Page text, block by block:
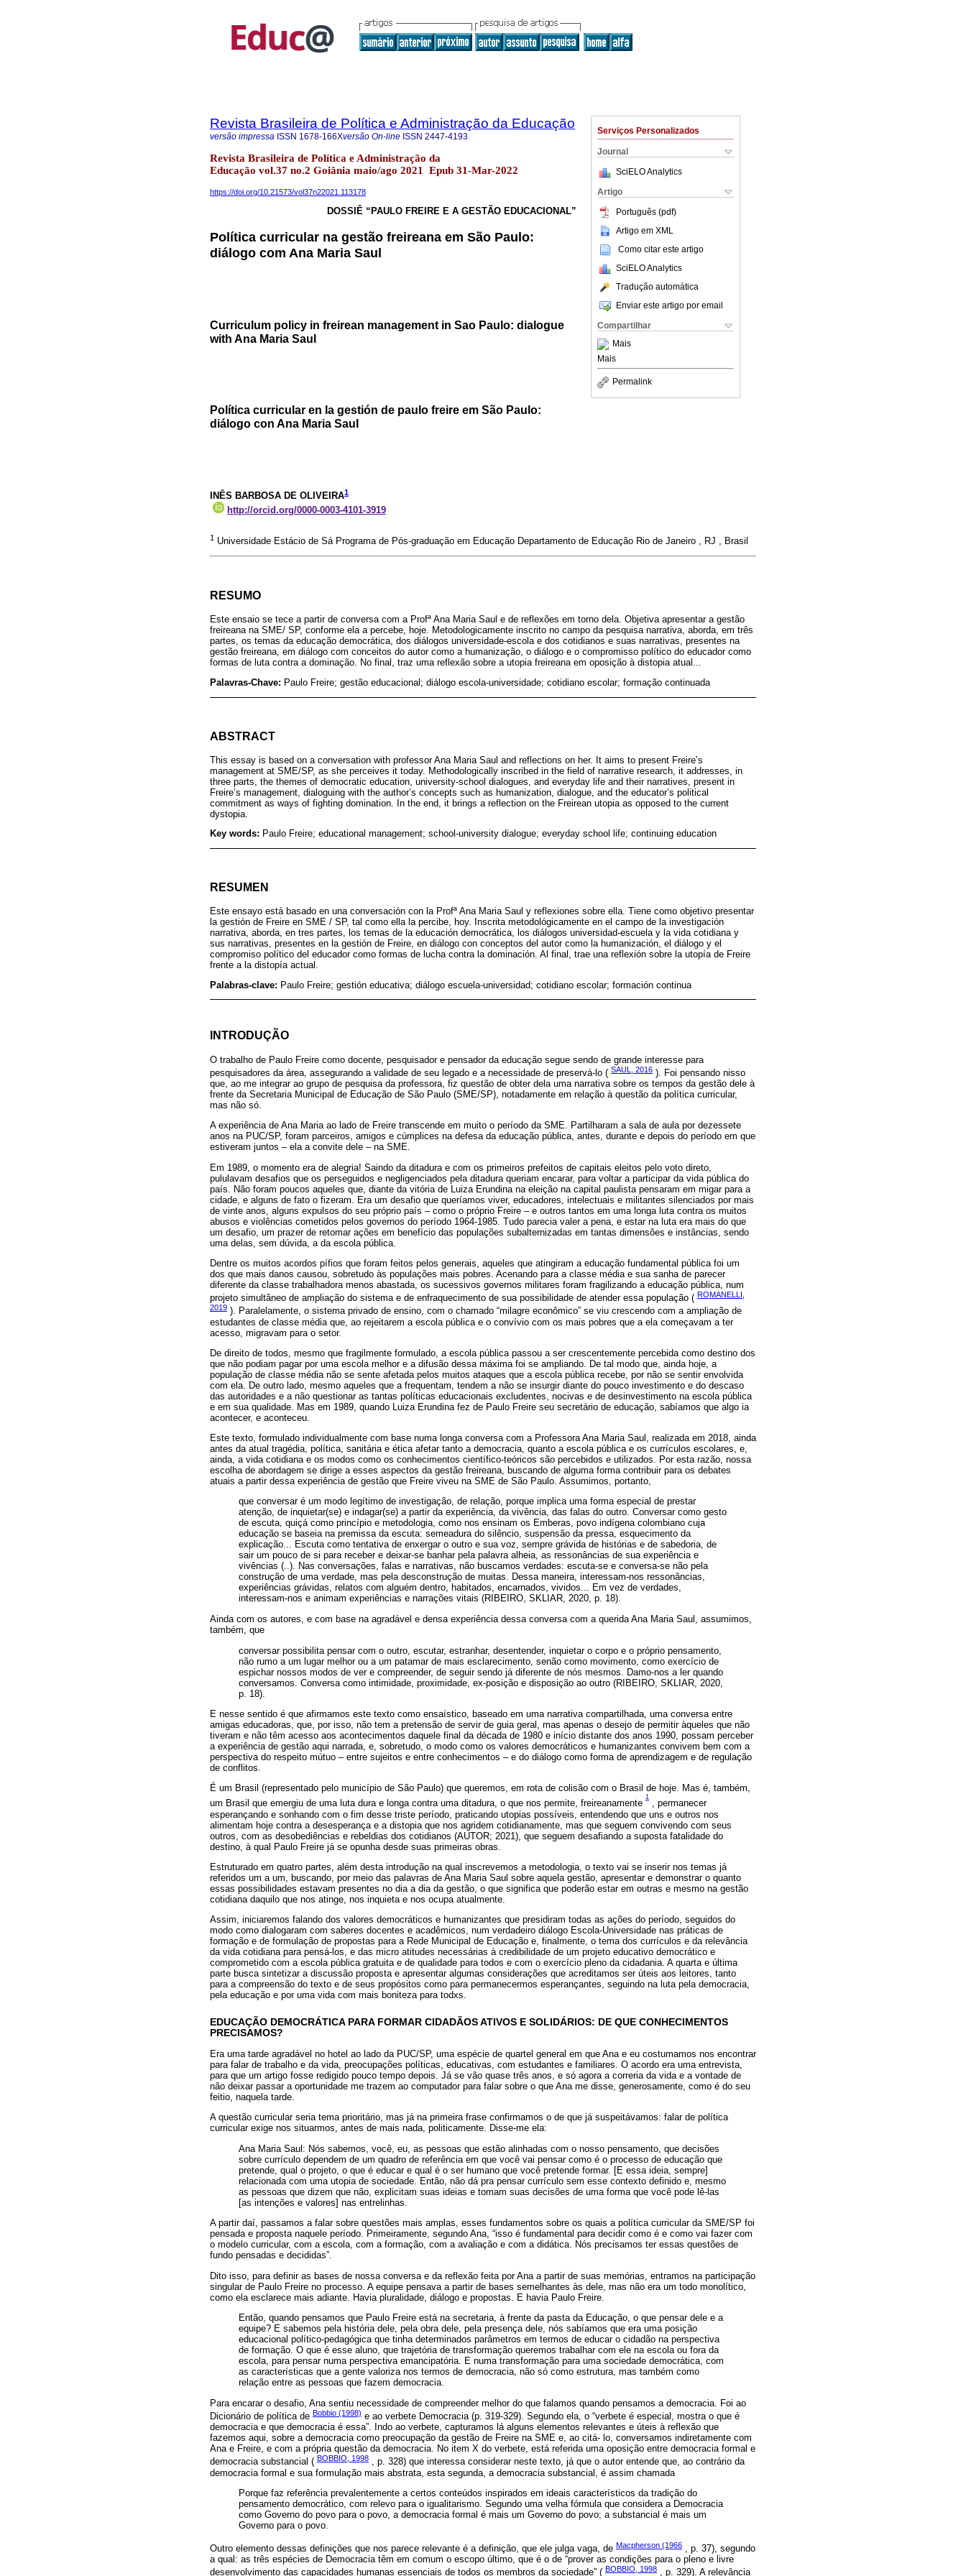
Serviços Personalizados
Journal
SciELO Analytics
Artigo
Português (pdf)
Artigo em XML
Como citar este artigo
SciELO Analytics
Tradução automática
Enviar este artigo por email
Compartilhar
Mais
Mais
Permalink
Revista Brasileira de Política e Administração da Educação
versão impressa ISSN 1678-166Xversão On-line ISSN 2447-4193
Revista Brasileira de Política e Administração da
Educação vol.37 no.2 Goiânia maio/ago 2021 Epub 31-Mar-2022
https://doi.org/10.21573/vol37n22021.113178
DOSSIÊ “PAULO FREIRE E A GESTÃO EDUCACIONAL”
Política curricular na gestão freireana em São Paulo:
diálogo com Ana Maria Saul
Curriculum policy in freirean management in Sao Paulo: dialogue
with Ana Maria Saul
Política curricular en la gestión de paulo freire em São Paulo:
diálogo con Ana Maria Saul
INÊS BARBOSA DE OLIVEIRA1
http://orcid.org/0000-0003-4101-3919
1 Universidade Estácio de Sá Programa de Pós-graduação em Educação Departamento de Educação Rio de Janeiro , RJ , Brasil
RESUMO
Este ensaio se tece a partir de conversa com a Profª Ana Maria Saul e de reflexões em torno dela. Objetiva apresentar a gestão
freireana na SME/ SP, conforme ela a percebe, hoje. Metodologicamente inscrito no campo da pesquisa narrativa, aborda, em três
partes, os temas da educação democrática, dos diálogos universidade-escola e dos cotidianos e suas narrativas, presentes na
gestão freireana, em diálogo com conceitos do autor como a humanização, o diálogo e o compromisso político do educador como
formas de luta contra a dominação. No final, traz uma reflexão sobre a utopia freireana em oposição à distopia atual...
Palavras-Chave: Paulo Freire; gestão educacional; diálogo escola-universidade; cotidiano escolar; formação continuada
ABSTRACT
This essay is based on a conversation with professor Ana Maria Saul and reflections on her. It aims to present Freire’s
management at SME/SP, as she perceives it today. Methodologically inscribed in the field of narrative research, it addresses, in
three parts, the themes of democratic education, university-school dialogues, and everyday life and their narratives, present in
Freire’s management, dialoguing with the author’s concepts such as humanization, dialogue, and the educator’s political
commitment as ways of fighting domination. In the end, it brings a reflection on the Freirean utopia as opposed to the current
dystopia.
Key words: Paulo Freire; educational management; school-university dialogue; everyday school life; continuing education
RESUMEN
Este ensayo está basado en una conversación con la Profª Ana Maria Saul y reflexiones sobre ella. Tiene como objetivo presentar
la gestión de Freire en SME / SP, tal como ella la percibe, hoy. Inscrita metodológicamente en el campo de la investigación
narrativa, aborda, en tres partes, los temas de la educación democrática, los diálogos universidad-escuela y la vida cotidiana y
sus narrativas, presentes en la gestión de Freire, en diálogo con conceptos del autor como la humanización, el diálogo y el
compromiso político del educador como formas de lucha contra la dominación. Al final, trae una reflexión sobre la utopía de Freire
frente a la distopía actual.
Palabras-clave: Paulo Freire; gestión educativa; diálogo escuela-universidad; cotidiano escolar; formación continua
INTRODUÇÃO
O trabalho de Paulo Freire como docente, pesquisador e pensador da educação segue sendo de grande interesse para
pesquisadores da área, assegurando a validade de seu legado e a necessidade de preservá-lo ( SAUL, 2016 ). Foi pensando nisso
que, ao me integrar ao grupo de pesquisa da professora, fiz questão de obter dela uma narrativa sobre os tempos da gestão dele à
frente da Secretaria Municipal de Educação de São Paulo (SME/SP), notadamente em relação à questão da política curricular,
mas não só.
A experiência de Ana Maria ao lado de Freire transcende em muito o período da SME. Partilharam a sala de aula por dezessete
anos na PUC/SP, foram parceiros, amigos e cúmplices na defesa da educação pública, antes, durante e depois do período em que
estiveram juntos – ela a convite dele – na SME.
Em 1989, o momento era de alegria! Saindo da ditadura e com os primeiros prefeitos de capitais eleitos pelo voto direto,
pululavam desafios que os perseguidos e negligenciados pela ditadura queriam encarar, para voltar a participar da vida pública do
país. Não foram poucos aqueles que, diante da vitória de Luiza Erundina na eleição na capital paulista pensaram em migar para a
cidade, e alguns de fato o fizeram. Era um desafio que queríamos viver, educadores, intelectuais e militantes silenciados por mais
de vinte anos, alguns expulsos do seu próprio país – como o próprio Freire – e outros tantos em uma longa luta contra os muitos
abusos e violências cometidos pelos governos do período 1964-1985. Tudo parecia valer a pena, e estar na luta era mais do que
um desafio, um prazer de retomar ações em benefício das populações subalternizadas em tantas dimensões e instâncias, sendo
uma delas, sem dúvida, a da escola pública.
Dentre os muitos acordos pífios que foram feitos pelos generais, aqueles que atingiram a educação fundamental pública foi um
dos que mais danos causou, sobretudo às populações mais pobres. Acenando para a classe média e sua sanha de parecer
diferente da classe trabalhadora menos abastada, os sucessivos governos militares foram fragilizando a educação pública, num
projeto simultâneo de ampliação do sistema e de enfraquecimento de sua possibilidade de atender essa população ( ROMANELLI,
2019 ). Paralelamente, o sistema privado de ensino, com o chamado “milagre econômico” se viu crescendo com a ampliação de
estudantes de classe média que, ao rejeitarem a escola pública e o convívio com os mais pobres que a ela começavam a ter
acesso, migravam para o setor.
De direito de todos, mesmo que fragilmente formulado, a escola pública passou a ser crescentemente percebida como destino dos
que não podiam pagar por uma escola melhor e a difusão dessa máxima foi se ampliando. De tal modo que, ainda hoje, a
população de classe média não se sente afetada pelos muitos ataques que a escola pública recebe, por não se sentir envolvida
com ela. De outro lado, mesmo aqueles que a frequentam, tendem a não se insurgir diante do pouco investimento e do descaso
das autoridades e a não questionar as tantas políticas educacionais excludentes, nocivas e de desinvestimento na escola pública
e em sua qualidade. Mas em 1989, quando Luiza Erundina fez de Paulo Freire seu secretário de educação, sabíamos que algo ia
acontecer, e aconteceu.
Este texto, formulado individualmente com base numa longa conversa com a Professora Ana Maria Saul, realizada em 2018, ainda
antes da atual tragédia, política, sanitária e ética afetar tanto a democracia, quanto a escola pública e os currículos escolares, e,
ainda, a vida cotidiana e os modos como os conhecimentos científico-teóricos são percebidos e utilizados. Por esta razão, nossa
escolha de abordagem se dirige a esses aspectos da gestão freireana, buscando de alguma forma contribuir para os debates
atuais a partir dessa experiência de gestão que Freire viveu na SME de São Paulo. Assumimos, portanto,
que conversar é um modo legítimo de investigação, de relação, porque implica uma forma especial de prestar
atenção, de inquietar(se) e indagar(se) a partir da experiência, da vivência, das falas do outro. Conversar como gesto
de escuta, quiçá como princípio e metodologia, como nos ensinam os Emberas, povo indígena colombiano cuja
educação se baseia na premissa da escuta: semeadura do silêncio, suspensão da pressa, esquecimento da
explicação... Escuta como tentativa de enxergar o outro e sua voz, sempre grávida de histórias e de sabedoria, de
sair um pouco de si para receber e deixar-se banhar pela palavra alheia, as ressonâncias de sua experiência e
vivências (..). Nas conversações, falas e narrativas, não buscamos verdades: escuta-se e conversa-se não pela
construção de uma verdade, mas pela desconstrução de muitas. Dessa maneira, interessam-nos ressonâncias,
experiências grávidas, relatos com alguém dentro, habitados, encarnados, vividos... Em vez de verdades,
interessam-nos e animam experiências e narrações vitais (RIBEIRO, SKLIAR, 2020, p. 18).
Ainda com os autores, e com base na agradável e densa experiência dessa conversa com a querida Ana Maria Saul, assumimos,
também, que
conversar possibilita pensar com o outro, escutar, estranhar, desentender, inquietar o corpo e o próprio pensamento,
não rumo a um lugar melhor ou a um patamar de mais esclarecimento, senão como movimento, como exercício de
espichar nossos modos de ver e compreender, de seguir sendo já diferente de nós mesmos. Damo-nos a ler quando
conversamos. Conversa como intimidade, proximidade, ex-posição e disposição ao outro (RIBEIRO, SKLIAR, 2020,
p. 18).
E nesse sentido é que afirmamos este texto como ensaístico, baseado em uma narrativa compartilhada, uma conversa entre
amigas educadoras, que, por isso, não tem a pretensão de servir de guia geral, mas apenas o desejo de permitir àqueles que não
tiveram e não têm acesso aos acontecimentos daquele final da década de 1980 e início distante dos anos 1990, possam perceber
a experiência de gestão aqui narrada, e, sobretudo, o modo como os valores democráticos e humanizantes convivem bem com a
perspectiva do respeito mútuo – entre sujeitos e entre conhecimentos – e do diálogo como forma de aprendizagem e de regulação
de conflitos.
É um Brasil (representado pelo município de São Paulo) que queremos, em rota de colisão com o Brasil de hoje. Mas é, também,
um Brasil que emergiu de uma luta dura e longa contra uma ditadura, o que nos permite, freireanamente
1
, permanecer
esperançando e sonhando com o fim desse triste período, praticando utopias possíveis, entendendo que uns e outros nos
alimentam hoje contra a desesperança e a distopia que nos agridem cotidianamente, mas que seguem convivendo com seus
outros, com as desobediências e rebeldias dos cotidianos (AUTOR; 2021), que seguem desafiando a suposta fatalidade do
destino, à qual Paulo Freire já se opunha desde suas primeiras obras.
Estruturado em quatro partes, além desta introdução na qual inscrevemos a metodologia, o texto vai se inserir nos temas já
referidos um a um, buscando, por meio das palavras de Ana Maria Saul sobre aquela gestão, apresentar e demonstrar o quanto
essas possibilidades estavam presentes no dia a dia da gestão, o que significa que poderão estar em outras e mesmo na gestão
cotidiana daquilo que nos atinge, nos inquieta e nos ocupa atualmente.
Assim, iniciaremos falando dos valores democráticos e humanizantes que presidiram todas as ações do período, seguidos do
modo como dialogaram com saberes docentes e acadêmicos, num verdadeiro diálogo Escola-Universidade nas práticas de
formação e de formulação de propostas para a Rede Municipal de Educação e, finalmente, o tema dos currículos e da relevância
da vida cotidiana para pensá-los, e das micro atitudes necessárias à credibilidade de um projeto educativo democrático e
comprometido com a escola pública gratuita e de qualidade para todos e com o exercício pleno da cidadania. A quarta e última
parte busca sintetizar a discussão proposta e apresentar algumas considerações que acreditamos ser úteis aos leitores, tanto
para a compreensão do texto e de seus propósitos como para permanecermos esperançantes, seguindo na luta pela democracia,
pela educação e por uma vida com mais boniteza para todxs.
EDUCAÇÃO DEMOCRÁTICA PARA FORMAR CIDADÃOS ATIVOS E SOLIDÁRIOS: DE QUE CONHECIMENTOS
PRECISAMOS?
Era uma tarde agradável no hotel ao lado da PUC/SP, uma espécie de quartel general em que Ana e eu costumamos nos encontrar
para falar de trabalho e da vida, preocupações políticas, educativas, com estudantes e familiares. O acordo era uma entrevista,
para que um artigo fosse redigido pouco tempo depois. Já se vão quase três anos, e só agora a correria da vida e a vontade de
não deixar passar a oportunidade me trazem ao computador para falar sobre o que Ana me disse, generosamente, como é do seu
feitio, naquela tarde.
A questão curricular seria tema prioritário, mas já na primeira frase confirmamos o de que já suspeitávamos: falar de política
curricular exige nos situarmos, antes de mais nada, politicamente. Disse-me ela:
Ana Maria Saul: Nós sabemos, você, eu, as pessoas que estão alinhadas com o nosso pensamento, que decisões
sobre currículo dependem de um quadro de referência em que você vai pensar como é o processo de educação que
pretende, qual o projeto, o que é educar e qual é o ser humano que você pretende formar. [E essa ideia, sempre]
relacionada com uma utopia de sociedade. Então, não dá pra pensar currículo sem esse contexto definido e, mesmo
as pessoas que dizem que não, explicitam suas ideias e tomam suas decisões de uma forma que você pode lê-las
[as intenções e valores] nas entrelinhas.
A partir daí, passamos a falar sobre questões mais amplas, esses fundamentos sobre os quais a política curricular da SME/SP foi
pensada e proposta naquele período. Primeiramente, segundo Ana, “isso é fundamental para decidir como é e como vai fazer com
o modelo curricular, com a escola, com a formação, com a avaliação e com a didática. Nós precisamos ter essas questões de
fundo pensadas e decididas”.
Dito isso, para definir as bases de nossa conversa e da reflexão feita por Ana a partir de suas memórias, entramos na participação
singular de Paulo Freire no processo. A equipe pensava a partir de bases semelhantes às dele, mas não era um todo monolítico,
como ela esclarece mais adiante. Havia pluralidade, diálogo e propostas. E havia Paulo Freire.
Então, quando pensamos que Paulo Freire está na secretaria, à frente da pasta da Educação, o que pensar dele e a
equipe? E sabemos pela história dele, pela obra dele, pela presença dele, nós sabíamos que era uma posição
educacional político-pedagógica que tinha determinados parâmetros em termos de educar o cidadão na perspectiva
de formação. O que é esse aluno, que trajetória de transformação queremos trabalhar com ele na escola ou fora da
escola, para pensar numa perspectiva emancipatória. E numa transformação para uma sociedade democrática, com
as características que a gente valoriza nos termos de democracia, não só como estrutura, mas também como
relação entre as pessoas que fazem democracia.
Para encarar o desafio, Ana sentiu necessidade de compreender melhor do que falamos quando pensamos a democracia. Foi ao
Dicionário de política de Bobbio (1998) e ao verbete Democracia (p. 319-329). Segundo ela, o “verbete é especial, mostra o que é
democracia e que democracia é essa”. Indo ao verbete, capturamos lá alguns elementos relevantes e úteis à reflexão que
fazemos aqui, sobre a democracia como preocupação da gestão de Freire na SME e, ao citá- lo, conversamos indiretamente com
Ana e Freire, e com a própria questão da democracia. No item X do verbete, está referida uma oposição entre democracia formal e
democracia substancial ( BOBBIO, 1998 , p. 328) que interessa considerar neste texto, já que o autor entende que, ao contrário da
democracia formal e sua formulação mais abstrata, esta segunda, a democracia substancial, é assim chamada
Porque faz referência prevalentemente a certos conteúdos inspirados em ideais característicos da tradição do
pensamento democrático, com relevo para o igualitarismo. Segundo uma velha fórmula que considera a Democracia
como Governo do povo para o povo, a democracia formal é mais um Governo do povo; a substancial é mais um
Governo para o povo.
Outro elemento dessas definições que nos parece relevante é a definição, que ele julga vaga, de Macpherson (1966 , p. 37), segundo
a qual: as três espécies de Democracia têm em comum o escopo último, que é o de “prover as condições para o pleno e livre
desenvolvimento das capacidades humanas essenciais de todos os membros da sociedade” ( BOBBIO, 1998 , p. 329). A relevância